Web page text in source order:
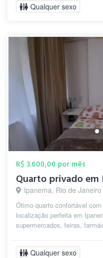
Qualquer sexo
R$ 3.600,00 por mês
Quarto privado em
Ipanema, Rio de Janeiro
Ótimo quarto confortável
localização perfeita em
supermercados, feiras,
Qualquer sexo